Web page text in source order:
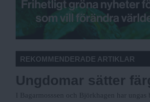
REKOMMENDERADE ARTIKLAR
Ungdomar sätter
I Bagarmosssen och Björkhagen har ungas